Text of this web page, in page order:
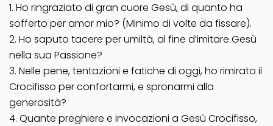
1. Ho ringraziato di gran cuore Gesù, di quanto ha
sofferto per amor mio? (Minimo di volte da fissare).
2. Ho saputo tacere per umiltà, al fine d’imitare Gesù
nella sua Passione?
3. Nelle pene, tentazioni e fatiche di oggi, ho rimirato il
Crocifisso per confortarmi, e spronarmi alla
generosità?
4. Quante preghiere e invocazioni a Gesù Crocifisso,